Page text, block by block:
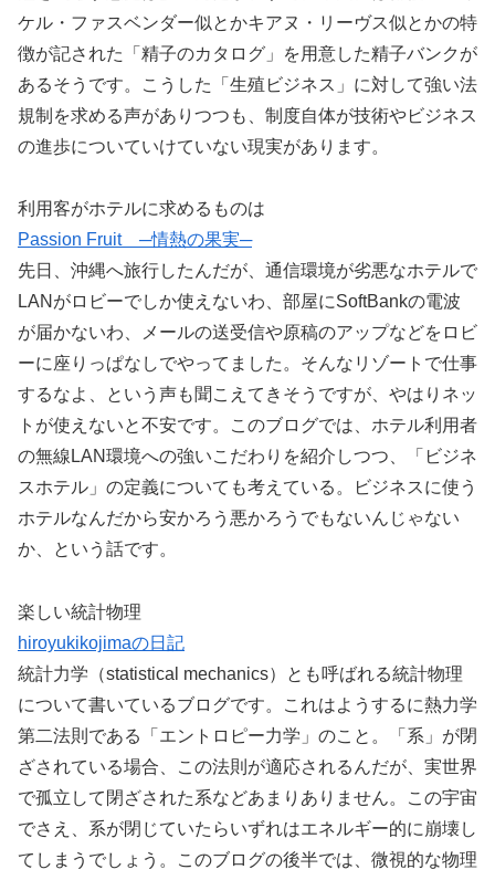
ケル・ファスベンダー似とかキアヌ・リーヴス似とかの特
徴が記された「精子のカタログ」を用意した精子バンクが
あるそうです。こうした「生殖ビジネス」に対して強い法
規制を求める声がありつつも、制度自体が技術やビジネス
の進歩についていけていない現実があります。
利用客がホテルに求めるものは
Passion Fruit ─情熱の果実─
先日、沖縄へ旅行したんだが、通信環境が劣悪なホテルで
LANがロビーでしか使えないわ、部屋にSoftBankの電波
が届かないわ、メールの送受信や原稿のアップなどをロビ
ーに座りっぱなしでやってました。そんなリゾートで仕事
するなよ、という声も聞こえてきそうですが、やはりネッ
トが使えないと不安です。このブログでは、ホテル利用者
の無線LAN環境への強いこだわりを紹介しつつ、「ビジネ
スホテル」の定義についても考えている。ビジネスに使う
ホテルなんだから安かろう悪かろうでもないんじゃない
か、という話です。
楽しい統計物理
hiroyukikojimaの日記
統計力学（statistical mechanics）とも呼ばれる統計物理
について書いているブログです。これはようするに熱力学
第二法則である「エントロピー力学」のこと。「系」が閉
ざされている場合、この法則が適応されるんだが、実世界
で孤立して閉ざされた系などあまりありません。この宇宙
でさえ、系が閉じていたらいずれはエネルギー的に崩壊し
てしまうでしょう。このブログの後半では、微視的な物理